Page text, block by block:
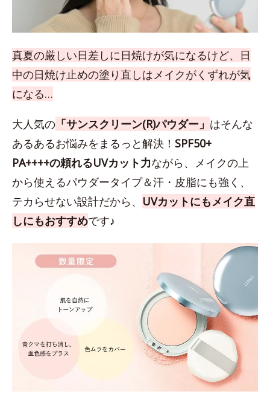
真夏の厳しい日差しに日焼けが気になるけど、日
中の日焼け止めの塗り直しはメイクがくずれが気
になる…
大人気の 「サンスクリーン(R)パウダー」 はそんな
あるあるお悩みをまるっと解決！ SPF50+
PA++++の頼れるUVカット力ながら、メイクの上
から使えるパウダータイプ＆汗・皮脂にも強く、
テカらせない設計だから、 UVカットにもメイク直
しにもおすすめです♪